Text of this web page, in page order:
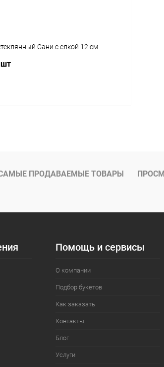
Сани с елкой 12 см
ПРОДАВАЕМЫЕ ТОВАРЫ
Помощь и сервисы
О компании
Подбор букетов
Как заказать
Контакты
Блог
Услуги